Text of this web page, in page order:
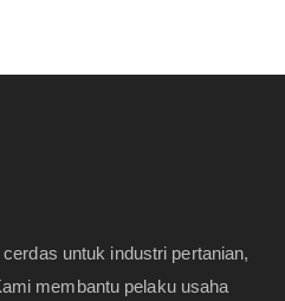
untuk industri pertanian,
membantu pelaku usaha